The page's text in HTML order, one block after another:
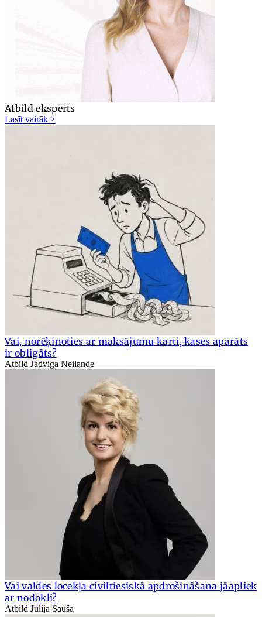
Atbild eksperts
Lasīt vairāk >
Vai, norēķinoties ar maksājumu karti, kases aparāts
ir obligāts?
Atbild Jadviga Neilande
Vai valdes locekļa civiltiesiskā apdrošināšana jāapliek
ar nodokli?
Atbild Jūlija Sauša